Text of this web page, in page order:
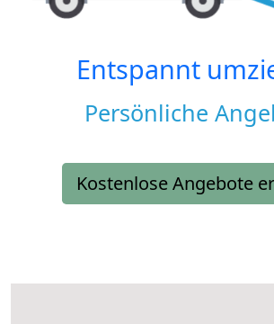
Entspannt
Persönliche
Kostenlose Angebote